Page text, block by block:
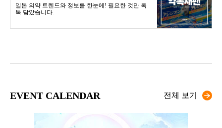
일본 의약 트렌드와 정보를 한눈에! 필요한 것만 톡
톡 담았습니다.
EVENT CALENDAR 전체 보기